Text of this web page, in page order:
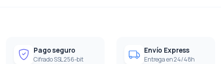
Pago seguro
Cifrado SSL 256-bit
Envío Express
Entrega en 24/48h